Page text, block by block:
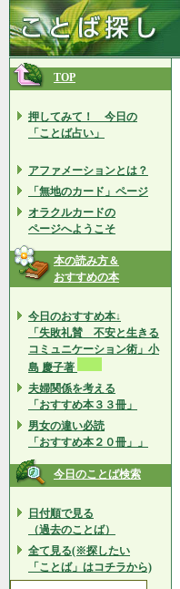
TOP
押してみて！ 今日の
「ことば占い」
アファメーションとは？
「無地のカード」ページ
オラクルカードの
ページへようこそ
本の読み方＆
おすすめの本
今日のおすすめ本↓
「失敗礼賛 不安と生きる
コミュニケーション術」小
島 慶子著
夫婦関係を考える
「おすすめ本３３冊」
男女の違い必読
「おすすめ本２０冊」」
今日のことば検索
日付順で見る
（過去のことば）
全て見る(※探したい
「ことば」はコチラから)